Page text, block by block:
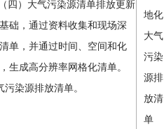
四）大气污染源清单排放更新
础，通过资料收集和现场深
单，并通过时间、空间和化
生成高分辨率网格化清单。
染源排放清单。
地化
大气
污染
源排
放清
单